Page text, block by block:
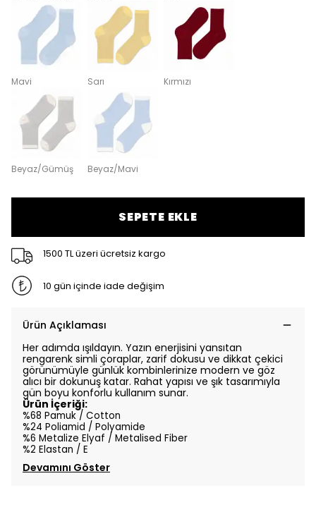
Mavi Sarı Kırmızı
Beyaz/Gümüş Beyaz/Mavi
SEPETE EKLE
1500 TL üzeri ücretsiz kargo
10 gün içinde iade değişim
Ürün Açıklaması
Her adımda ışıldayın. Yazın enerjisini yansıtan
rengarenk simli çoraplar, zarif dokusu ve dikkat çekici
görünümüyle günlük kombinlerinize modern ve göz
alıcı bir dokunuş katar. Rahat yapısı ve şık tasarımıyla
gün boyu konforlu kullanım sunar.
Ürün İçeriği:
%68 Pamuk / Cotton
%24 Poliamid / Polyamide
%6 Metalize Elyaf / Metalised Fiber
%2 Elastan / E
Devamını Göster